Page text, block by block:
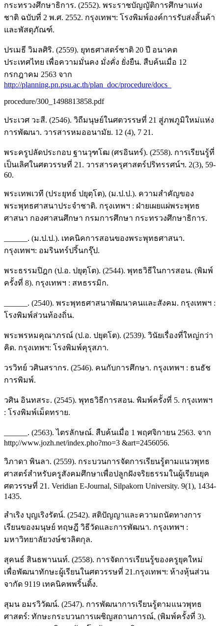
กระทรวงศึกษาธิการ. (2552). พระราชบัญญัติการศึกษาแห่ง
ชาติ ฉบับที่ 2 พ.ศ. 2552. กรุงเทพฯ: โรงพิมพ์องค์การรับส่งสิ้นค้า
และพัสดุภัณฑ์.
ปรเมธี วิมลศิริ. (2559). ยุทธศาสตร์ชาติ 20 ปี อนาคต
ประเทศไทย เพื่อความมั่นคง มั่งคั่ง ยั่งยืน. สืบค้นเมื่อ 12
กรกฎาคม 2563 จาก
http://planning.pn.psu.ac.th/plan_doc/procedure/docs_
procedure/300_1498813858.pdf
ประเวศ วะสี. (2546). วิถีมนุษย์ในศตวรรษที่ 21 สู่ภพภูมิใหม่แห่ง
การพัฒนา. วารสารหมออนามัย. 12 (4), 7 21.
พระครูปลัดประกอบ ฐานวุฑโฒ (ศรอินทร์). (2558). การเรียนรู้ที่
เป็นเลิศในศตวรรษที่ 21. วารสารครุศาสตร์ปริทรรศน์ฯ. 2(3), 59-
60.
พระเทพเวที (ประยุทธ์ ปยุตฺโต), (ม.ป.ป.). ความสำคัญของ
พระพุทธศาสนาประจำชาติ. กรุงเทพฯ : ฝ่ายเผยแผ่พระพุทธ
ศาสนา กองศาสนศึกษา กรมการศึกษา กระทรวงศึกษาธิการ.
______. (ม.ป.ป.). เทคนิคการสอนของพระพุทธศาสนา.
กรุงเทพฯ: อมรินทร์ปริ้นกรุ๊ป.
พระธรรมปิฎก (ป.อ. ปยุตฺโต). (2544). พุทธวิธีในการสอน. (พิมพ์
ครั้งที่ 8). กรุงเทพฯ : สหธรรมิก.
______. (2540). พระพุทธศาสนาพัฒนาคนและสังคม. กรุงเทพฯ :
โรงพิมพ์ส่วนท้องถิ่น.
พระพรหมคุณาภรณ์ (ป.อ. ปยุตโต). (2539). วินัยเรื่องที่ใหญ่กว่า
คิด. กรุงเทพฯ: โรงพิมพ์คุรุสภา.
วรวิทย์ วศินสรากร. (2546). คนกับการศึกษา. กรุงเทพฯ : ธนธัช
การพิมพ์.
วศิน อินทสระ. (2545). พุทธวิธีการสอน. พิมพ์ครั้งที่ 5. กรุงเทพฯ
: โรงพิมพ์เม็ดทราย.
______. (2563). ไตรลักษณ์. สืบค้นเมื่อ 1 พฤศจิกายน 2563. จาก
http;//www.jozh.net/index.pho?mo=3 &art=2456056.
วิภาดา พินลา. (2559). กระบวนการจัดการเรียนรู้ตามแนวพุทธ
ศาสตร์สำหรับครูสังคมศึกษาเพื่อปลูกฝังจริยธรรมในผู้เรียนยุค
ศตวรรษที่ 21. Veridian E-Journal, Silpakorn University. 9(1), 1434-
1435.
สำเริง บุญเริงรัตน์. (2542). สติปัญญาและความถนัดทางการ
เรียนของมนุษย์ ทฤษฎี วิธีวัดและการพัฒนา. กรุงเทพฯ :
มหาวิทยาลัยวงษ์ชวลิตกุล.
สุคนธ์ สินธพานนท์. (2558). การจัดการเรียนรู้ของครูยุคใหม่
เพื่อพัฒนาทักษะผู้เรียนในศตวรรษที่ 21.กรุงเทพฯ: ห้างหุ้นส่วน
จากัด 9119 เทคนิคพพริ้นติ้ง.
สุมน อมรวิวัฒน์. (2547). การพัฒนาการเรียนรู้ตามแนวพุทธ
ศาสตร์: ทักษะกระบวนการเผชิญสถานการณ์, (พิมพ์ครั้งที่ 3).